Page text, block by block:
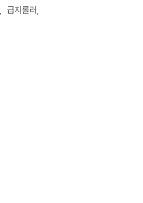
급지롤러